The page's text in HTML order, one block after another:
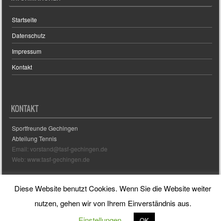
Startseite
Datenschutz
Impressum
Kontakt
KONTAKT
Sportfreunde Gechingen
Abteilung Tennis
Email: vorstand@tasf-gechingen.de
Web: www.tasf-gechingen.de
Sporty free WordPress Sports ThemePowered By WordPress
Diese Website benutzt Cookies. Wenn Sie die Website weiter
nutzen, gehen wir von Ihrem Einverständnis aus.